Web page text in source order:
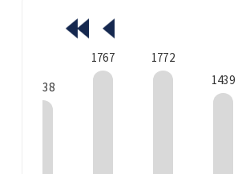
1338
1767 1772
1439